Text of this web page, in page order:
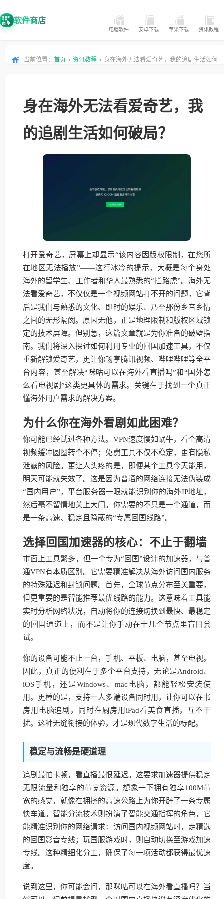
软件商店
电脑软件 安卓下载 苹果下载 资讯教程
当前位置： 首页 > 资讯教程 > 身在海外无法看爱奇艺，我的追剧生活如何
身在海外无法看爱奇艺，我
的追剧生活如何破局？
打开爱奇艺，屏幕上却显示“该内容因版权限制，在您所
在地区无法播放”——这行冰冷的提示，大概是每个身处
海外的留学生、工作者和华人最熟悉的“拦路虎”。海外无
法看爱奇艺，不仅仅是一个视频网站打不开的问题，它背
后是我们与熟悉的文化、即时的娱乐、乃至那份乡音乡情
之间的无形隔阂。原因无他，正是地理限制和版权区域锁
定的技术屏障。但别急，这篇文章就是为你准备的破壁指
南。我们将深入探讨如何利用专业的回国加速工具，不仅
重新解锁爱奇艺，更让你畅享腾讯视频、哔哩哔哩等全平
台内容，甚至解决“咪咕可以在海外看直播吗”和“国外怎
么看电视剧”这类更具体的需求。关键在于找到一个真正
懂海外用户需求的解决方案。
为什么你在海外看剧如此困难？
你可能已经试过各种方法。VPN速度慢如蜗牛，看个高清
视频缓冲圆圈转个不停；免费工具不仅不稳定，更有隐私
泄露的风险。更让人头疼的是，即便某个工具今天能用，
明天可能就失效了。这是因为普通的网络连接无法伪装成
“国内用户”，平台服务器一眼就能识别你的海外IP地址，
然后毫不留情地关上大门。你需要的不只是一个通道，而
是一条高速、稳定且隐蔽的“专属回国线路”。
选择回国加速器的核心：不止于翻墙
市面上工具繁多，但一个专为“回国”设计的加速器，与普
通VPN有本质区别。它需要精准解决从海外访问国内服务
的特殊延迟和封锁问题。首先，全球节点分布至关重要，
但更重要的是智能推荐最优线路的能力。这意味着工具能
实时分析网络状况，自动将你的连接切换到最快、最稳定
的回国通道上，而不是让你手动在十几个节点里盲目尝
试。
你的设备可能不止一台，手机、平板、电脑，甚至电视。
因此，真正的便利在于多个平台支持，无论是Android、
iOS手机，还是Windows、mac电脑，都能轻松安装使
用。更棒的是，支持一人多端设备同时用，让你可以在书
房用电脑追剧，同时在厨房用iPad看美食直播，互不干
扰。这种无缝衔接的体验，才是现代数字生活的标配。
稳定与流畅是硬道理
追剧最怕卡顿，看直播最恨延迟。这要求加速器提供稳定
无限流量和独享的带宽资源。想象一下拥有独享100M带
宽的感觉，就像在拥挤的高速公路上为你开辟了一条专属
快车道。智能分流技术则扮演了智能交通指挥的角色，它
能精准识别你的网络请求：访问国内视频网站时，走精选
的回国影音专线；玩国服游戏时，则自动切换至游戏加速
专线。这种精细化分工，确保了每一项活动都获得最优速
度。
说到这里，你可能会问，那咪咕可以在海外看直播吗？当